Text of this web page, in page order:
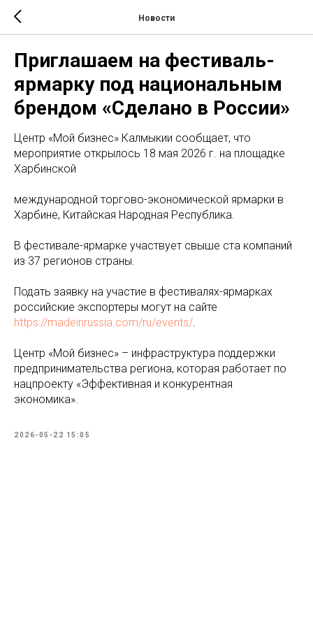
Новости
Приглашаем на фестиваль-
ярмарку под национальным
брендом «Сделано в России»
Центр «Мой бизнес» Калмыкии сообщает, что
мероприятие открылось 18 мая 2026 г. на площадке
Харбинской
международной торгово-экономической ярмарки в
Харбине, Китайская Народная Республика.
В фестивале-ярмарке участвует свыше ста компаний
из 37 регионов страны.
Подать заявку на участие в фестивалях-ярмарках
российские экспортеры могут на сайте
https://madeinrussia.com/ru/events/.
Центр «Мой бизнес» – инфраструктура поддержки
предпринимательства региона, которая работает по
нацпроекту «Эффективная и конкурентная
экономика».
2026-05-22 15:05